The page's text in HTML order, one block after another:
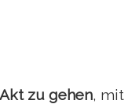
zu gehen, mit